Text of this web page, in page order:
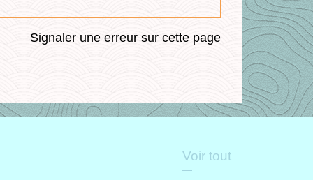
Signaler une erreur sur cette page
Voir tout